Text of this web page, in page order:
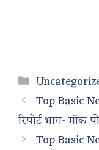
Categories
Top Basic
रिपोर्ट भाग- मॉक
Top Basic